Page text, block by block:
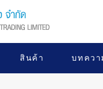
สินค้า บทควา